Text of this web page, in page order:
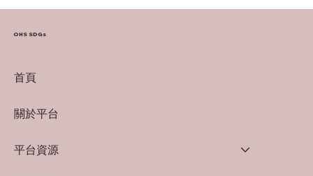
OHS SDGs
首頁
關於平台
平台資源